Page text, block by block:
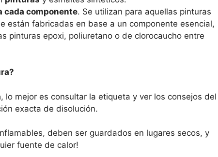
cada componente. Se utilizan para aquellas pinturas
están fabricadas en base a un componente esencial,
pinturas epoxi, poliuretano o de clorocaucho entre
, lo mejor es consultar la etiqueta y ver los consejos del
exacta de disolución.
deben ser guardados en lugares secos, y
fuente de calor!